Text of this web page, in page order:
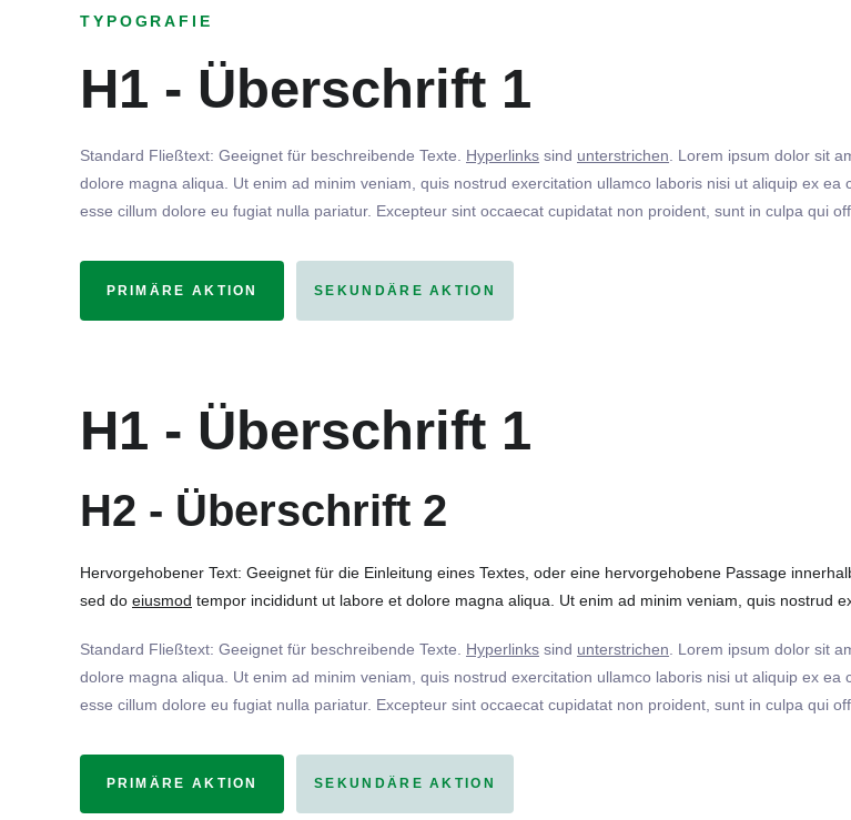
TYPOGRAFIE
H1 - Überschrift 1
Standard Fließtext: Geeignet für beschreibende Texte. Hyperlinks sind unterstrichen. Lorem ipsum dolor sit
dolore magna aliqua. Ut enim ad minim veniam, quis nostrud exercitation ullamco laboris nisi ut aliquip ex
esse cillum dolore eu fugiat nulla pariatur. Excepteur sint occaecat cupidatat non proident, sunt in culpa qui
PRIMÄRE AKTION SEKUNDÄRE AKTION
H1 - Überschrift 1
H2 - Überschrift 2
Hervorgehobener Text: Geeignet für die Einleitung eines Textes, oder eine hervorgehobene Passage
sed do eiusmod tempor incididunt ut labore et dolore magna aliqua. Ut enim ad minim veniam, quis nostrud
Standard Fließtext: Geeignet für beschreibende Texte. Hyperlinks sind unterstrichen . Lorem ipsum dolor sit
dolore magna aliqua. Ut enim ad minim veniam, quis nostrud exercitation ullamco laboris nisi ut aliquip ex
esse cillum dolore eu fugiat nulla pariatur. Excepteur sint occaecat cupidatat non proident, sunt in culpa qui
PRIMÄRE AKTION SEKUNDÄRE AKTION